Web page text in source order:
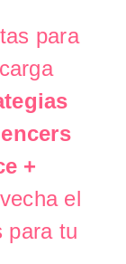
para
+
el
para tu